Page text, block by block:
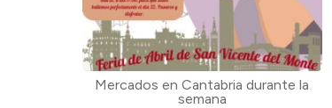
Mercados en Cantabria durante la
semana